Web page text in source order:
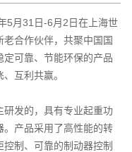
5月31日-6月2日在上海世
合作伙伴，共聚中国国
可靠、节能环保的产品
互利共赢。
发的，具有专业起重功
。产品采用了高性能的转
制、可靠的制动器控制